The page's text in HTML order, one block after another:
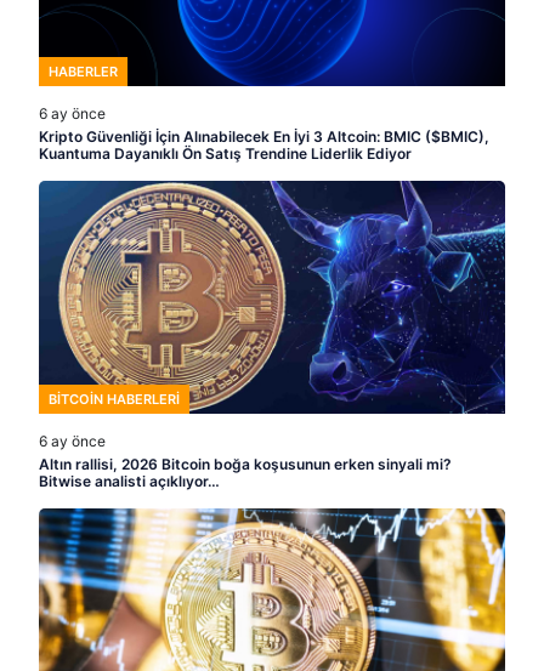
HABERLER
6 ay önce
Kripto Güvenliği İçin Alınabilecek En İyi 3 Altcoin: BMIC ($BMIC),
Kuantuma Dayanıklı Ön Satış Trendine Liderlik Ediyor
BITCOIN HABERLERI
6 ay önce
Altın rallisi, 2026 Bitcoin boğa koşusunun erken sinyali mi?
Bitwise analisti açıklıyor…